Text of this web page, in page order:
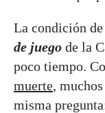
La condición
de juego de la
poco tiempo.
muerte,
misma